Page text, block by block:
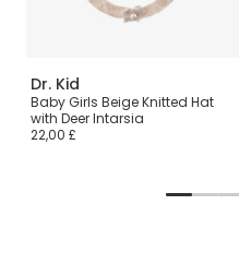
Dr. Kid
Baby Girls Beige Knitted Hat
with Deer Intarsia
22,00 £